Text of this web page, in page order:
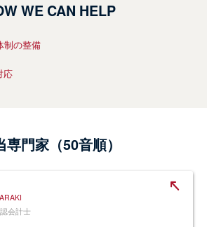
スピーカー：
/ CLIENT ALERT
WE CAN HELP
制の整備
応
専門家（50音順）
会計士